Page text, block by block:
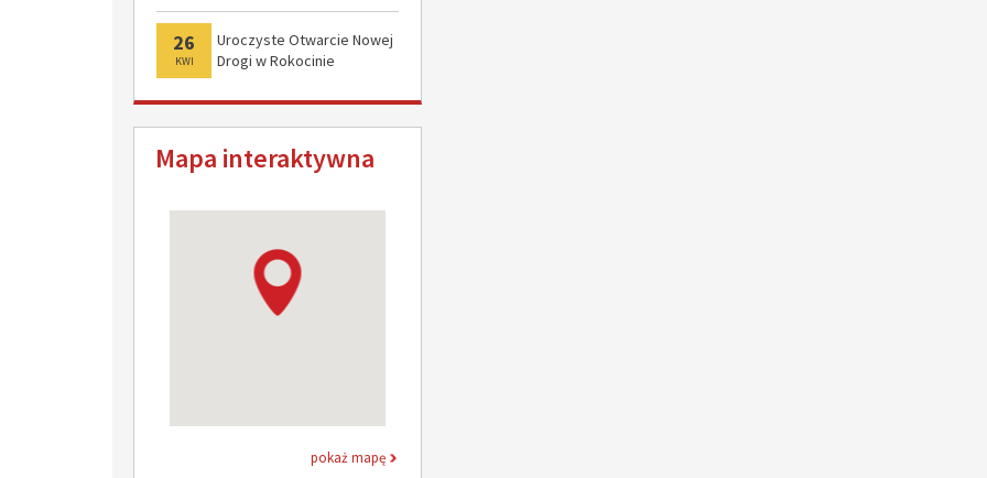
26
KWI
Uroczyste Otwarcie Nowej
Drogi w Rokocinie
Mapa interaktywna
pokaż mapę